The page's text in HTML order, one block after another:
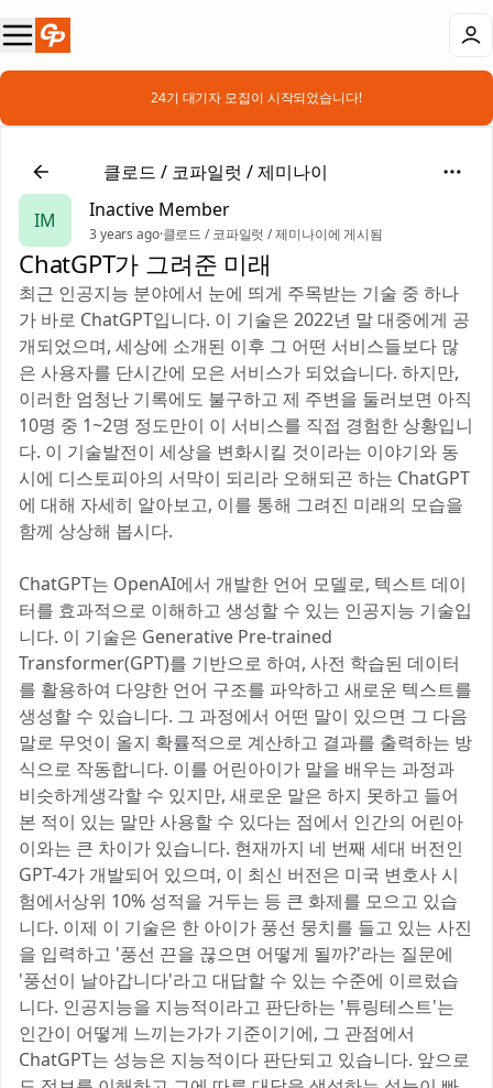
📣 24기 대기자 모집이 시작되었습니다!
🤖클로드 / 코파일럿 / 제미나이
IM
Inactive Member
3 years ago·클로드 / 코파일럿 / 제미나이에 게시됨
ChatGPT가 그려준 미래
최근 인공지능 분야에서 눈에 띄게 주목받는 기술 중 하나
가 바로 ChatGPT입니다. 이 기술은 2022년 말 대중에게 공
개되었으며, 세상에 소개된 이후 그 어떤 서비스들보다 많
은 사용자를 단시간에 모은 서비스가 되었습니다. 하지만,
이러한 엄청난 기록에도 불구하고 제 주변을 둘러보면 아직
10명 중 1~2명 정도만이 이 서비스를 직접 경험한 상황입니
다. 이 기술발전이 세상을 변화시킬 것이라는 이야기와 동
시에 디스토피아의 서막이 되리라 오해되곤 하는 ChatGPT
에 대해 자세히 알아보고, 이를 통해 그려진 미래의 모습을
함께 상상해 봅시다.
ChatGPT는 OpenAI에서 개발한 언어 모델로, 텍스트 데이
터를 효과적으로 이해하고 생성할 수 있는 인공지능 기술입
니다. 이 기술은 Generative Pre-trained
Transformer(GPT)를 기반으로 하여, 사전 학습된 데이터
를 활용하여 다양한 언어 구조를 파악하고 새로운 텍스트를
생성할 수 있습니다. 그 과정에서 어떤 말이 있으면 그 다음
말로 무엇이 올지 확률적으로 계산하고 결과를 출력하는 방
식으로 작동합니다. 이를 어린아이가 말을 배우는 과정과
비슷하게생각할 수 있지만, 새로운 말은 하지 못하고 들어
본 적이 있는 말만 사용할 수 있다는 점에서 인간의 어린아
이와는 큰 차이가 있습니다. 현재까지 네 번째 세대 버전인
GPT-4가 개발되어 있으며, 이 최신 버전은 미국 변호사 시
험에서상위 10% 성적을 거두는 등 큰 화제를 모으고 있습
니다. 이제 이 기술은 한 아이가 풍선 뭉치를 들고 있는 사진
을 입력하고 '풍선 끈을 끊으면 어떻게 될까?'라는 질문에
'풍선이 날아갑니다'라고 대답할 수 있는 수준에 이르렀습
니다. 인공지능을 지능적이라고 판단하는 '튜링테스트'는
인간이 어떻게 느끼는가가 기준이기에, 그 관점에서
ChatGPT는 성능은 지능적이다 판단되고 있습니다. 앞으로